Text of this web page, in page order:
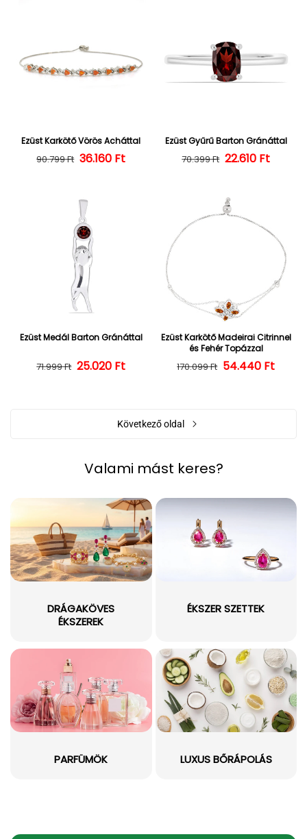
Ezüst Karkötő Vörös Acháttal
Normál ár
90.799 Ft Kedvezményes ár
36.160 Ft
Ezüst Gyűrű Barton Gránáttal
Normál ár
70.399 Ft 22.610 Ft
Ezüst Medál Barton Gránáttal
Normál ár
71.999 Ft Kedvezményes ár
25.020 Ft
Ezüst Karkötő Madeirai Citrinnel
és Fehér Topázzal
Normál ár
170.099 Ft 54.440 Ft
Következő oldal
Valami mást keres?
DRÁGAKÖVES
ÉKSZEREK
ÉKSZER SZETTEK
PARFÜMÖK LUXUS BŐRÁPOLÁS